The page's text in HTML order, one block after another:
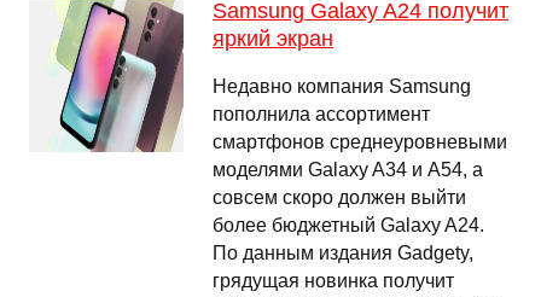
Samsung Galaxy A24 получит
яркий экран
Недавно компания Samsung
пополнила ассортимент
смартфонов среднеуровневыми
моделями Galaxy A34 и A54, а
совсем скоро должен выйти
более бюджетный Galaxy A24.
По данным издания Gadgety,
грядущая новинка получит